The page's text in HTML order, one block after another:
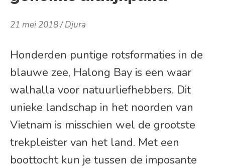
21 mei 2018 Djura
Honderden puntige rotsformaties in de
blauwe zee, Halong Bay is een waar
walhalla voor natuurliefhebbers. Dit
unieke landschap in het noorden van
Vietnam is misschien wel de grootste
trekpleister van het land. Met een
boottocht kun je tussen de imposante